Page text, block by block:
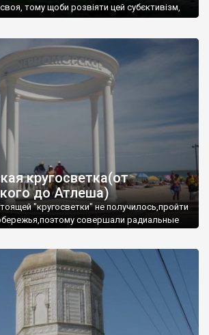
тому щоби розвіяти цей субєктивізм,
це
кругосветка(от
до Атлеша)
"кругосветки" не получилось,пройти
совершали радиальные